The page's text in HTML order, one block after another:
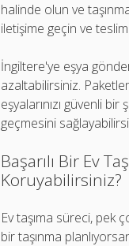
halinde olun ve
iletişime geçin ve
İngiltere'ye eşya
azaltabilirsiniz.
eşyalarınızı güvenli
geçmesini
Başarılı Bir Ev
Koruyabilirsiniz?
Ev taşıma süreci, pek
bir taşınma